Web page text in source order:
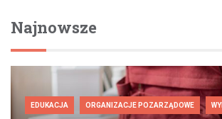
Najnowsze
EDUKACJA ORGANIZACJE POZARZĄDOWE